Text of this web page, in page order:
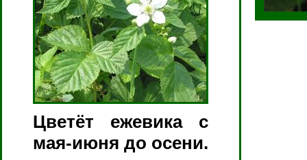
Цветёт ежевика с
мая-июня до осени.